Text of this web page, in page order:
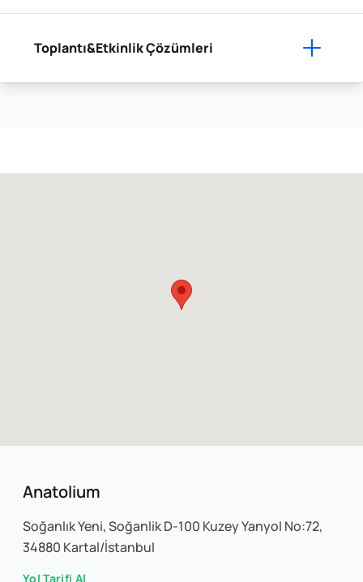
Toplantı&Etkinlik Çözümleri
Anatolium
Soğanlık Yeni, Soğanlik D-100 Kuzey Yanyol No:72,
34880 Kartal/İstanbul
Yol Tarifi Al